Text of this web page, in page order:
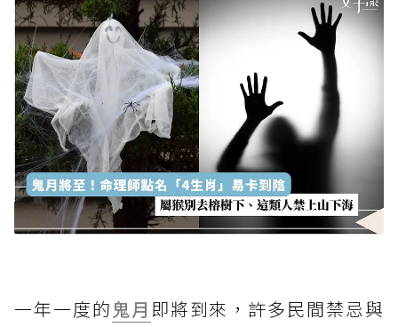
一年一度的鬼月 即將到來，許多民間禁忌與